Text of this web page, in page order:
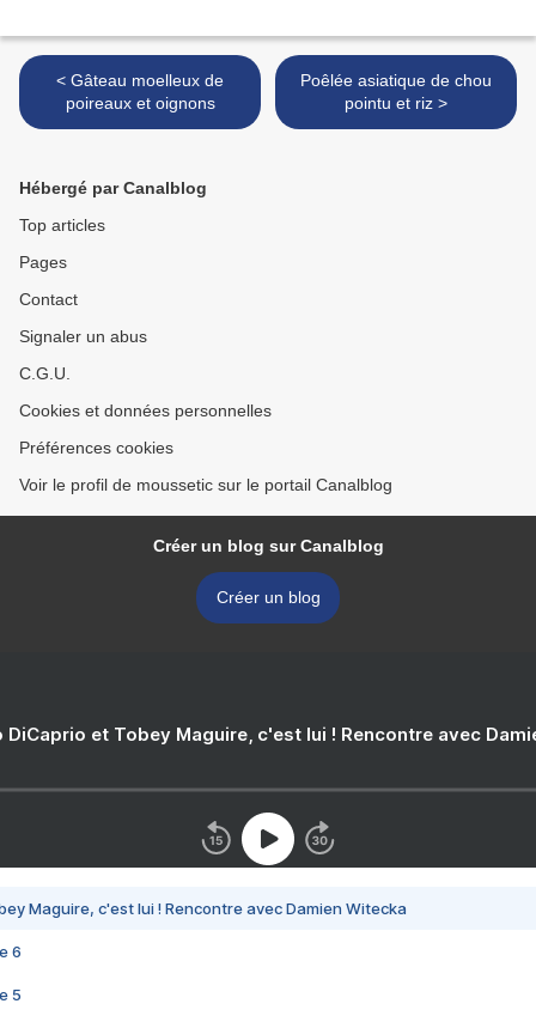
< Gâteau moelleux de
poireaux et oignons
Poêlée asiatique de chou
pointu et riz >
Hébergé par Canalblog
Top articles
Pages
Contact
Signaler un abus
C.G.U.
Cookies et données personnelles
Préférences cookies
Voir le profil de moussetic sur le portail Canalblog
Créer un blog sur Canalblog
Créer un blog
DiCaprio et Tobey Maguire, c'est lui ! Rencontre avec
Maguire, c'est lui ! Rencontre avec Damien Witecka
6
5